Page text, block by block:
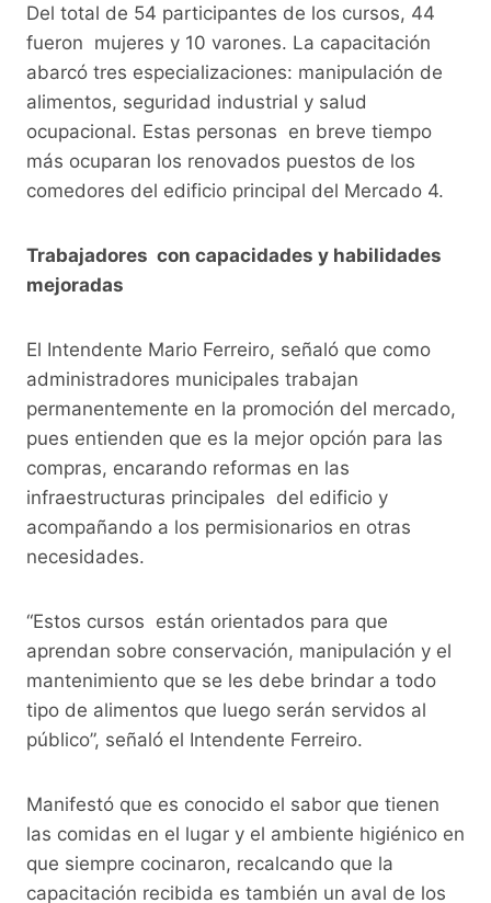
Del total de 54 participantes de los cursos, 44
fueron mujeres y 10 varones. La capacitación
abarcó tres especializaciones: manipulación de
alimentos, seguridad industrial y salud
ocupacional. Estas personas en breve tiempo
más ocuparan los renovados puestos de los
comedores del edificio principal del Mercado 4.
Trabajadores con capacidades y habilidades
mejoradas
El Intendente Mario Ferreiro, señaló que como
administradores municipales trabajan
permanentemente en la promoción del mercado,
pues entienden que es la mejor opción para las
compras, encarando reformas en las
infraestructuras principales del edificio y
acompañando a los permisionarios en otras
necesidades.
“Estos cursos están orientados para que
aprendan sobre conservación, manipulación y el
mantenimiento que se les debe brindar a todo
tipo de alimentos que luego serán servidos al
público”, señaló el Intendente Ferreiro.
Manifestó que es conocido el sabor que tienen
las comidas en el lugar y el ambiente higiénico en
que siempre cocinaron, recalcando que la
capacitación recibida es también un aval de los